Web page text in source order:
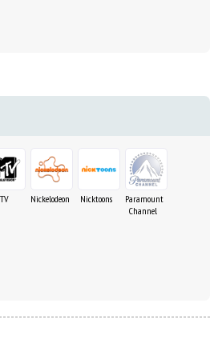
Nickelodeon Nicktoons
Paramount
Channel